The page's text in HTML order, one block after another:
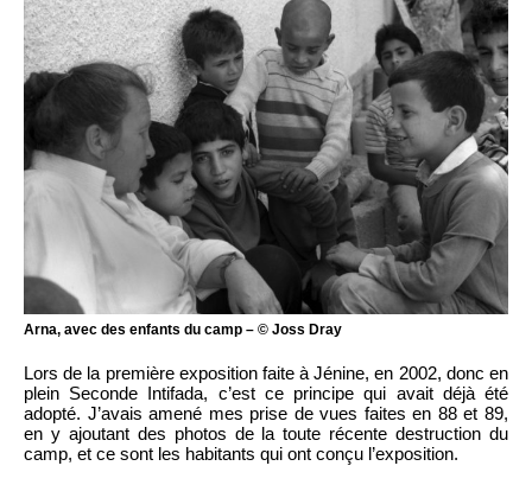
Arna, avec des enfants du camp – © Joss Dray
Lors de la première exposition faite à Jénine, en 2002, donc en
plein Seconde Intifada, c’est ce principe qui avait déjà été
adopté. J’avais amené mes prise de vues faites en 88 et 89,
en y ajoutant des photos de la toute récente destruction du
camp, et ce sont les habitants qui ont conçu l’exposition.